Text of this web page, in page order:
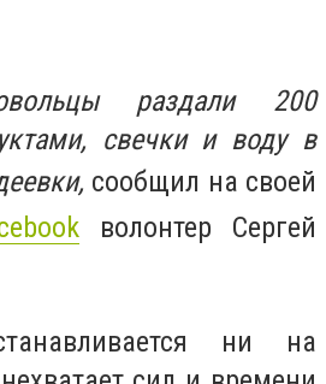
раздали 200
свечки и воду в
сообщил на своей
волонтер Сергей
ни на